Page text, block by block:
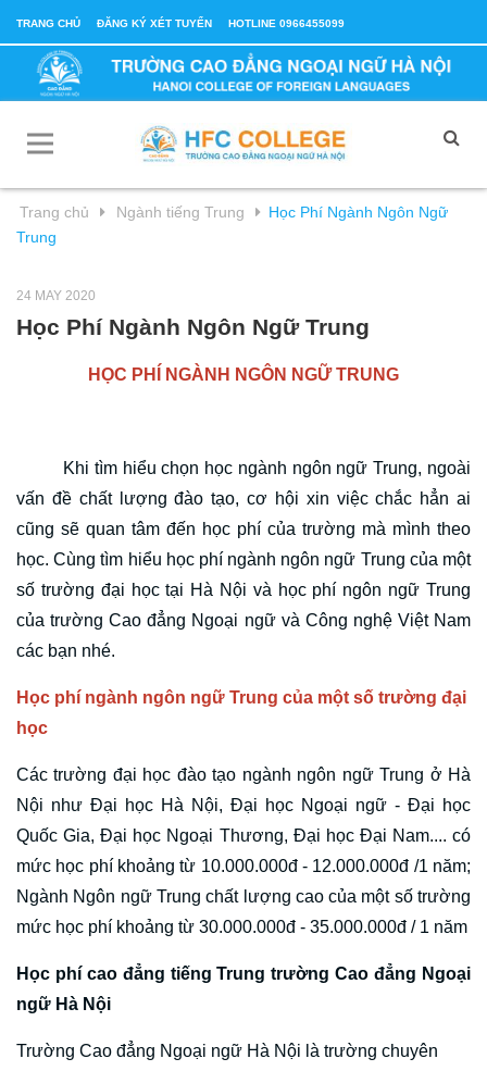
TRANG CHỦ ĐĂNG KÝ XÉT TUYỂN HOTLINE 0966455099
Trang chủ Ngành tiếng Trung
Học Phí Ngành Ngôn Ngữ
Trung
24 MAY 2020
Học Phí Ngành Ngôn Ngữ Trung
HỌC PHÍ NGÀNH NGÔN NGỮ TRUNG
Khi tìm hiểu chọn học ngành ngôn ngữ Trung, ngoài
vấn đề chất lượng đào tạo, cơ hội xin việc chắc hẳn ai
cũng sẽ quan tâm đến học phí của trường mà mình theo
học. Cùng tìm hiểu học phí ngành ngôn ngữ Trung của một
số trường đại học tại Hà Nội và học phí ngôn ngữ Trung
của trường Cao đẳng Ngoại ngữ và Công nghệ Việt Nam
các bạn nhé.
Học phí ngành ngôn ngữ Trung của một số trường đại
học
Các trường đại học đào tạo ngành ngôn ngữ Trung ở Hà
Nội như Đại học Hà Nội, Đại học Ngoại ngữ - Đại học
Quốc Gia, Đại học Ngoại Thương, Đại học Đại Nam.... có
mức học phí khoảng từ 10.000.000đ - 12.000.000đ /1 năm;
Ngành Ngôn ngữ Trung chất lượng cao của một số trường
mức học phí khoảng từ 30.000.000đ - 35.000.000đ / 1 năm
Học phí cao đẳng tiếng Trung trường Cao đẳng Ngoại
ngữ Hà Nội
Trường Cao đẳng Ngoại ngữ Hà Nội là trường chuyên